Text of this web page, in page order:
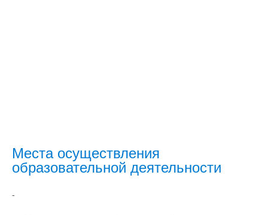
Места осуществления
образовательной деятельности
-